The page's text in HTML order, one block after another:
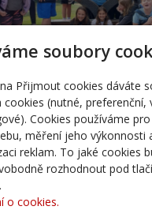
soubory
Přijmout cookies dáváte
cookies (nutné, preferenční,
Cookies používáme
měření jeho výkonnosti
reklam. To jaké cookies
rozhodnout pod
o cookies.